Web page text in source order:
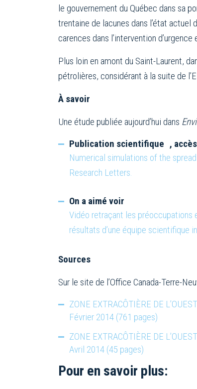
le gouvernement du Québec dans sa
trentaine de lacunes dans l’état actuel
carences dans l’intervention
Plus loin en amont du Saint-Laurent,
pétrolières, considérant à la suite de
À savoir
Une étude publiée aujourd’hui dans
Publication scientifique ,
Numerical simulations of the
Research Letters.
On a aimé voir
Vidéo retraçant les préoccupations
résultats d’une équipe scientifique
Sources
Sur le site de l’Office Canada-Terre-
ZONE EXTRACÔTIÈRE DE
Février 2014 (761 pages)
ZONE EXTRACÔTIÈRE DE
Avril 2014 (45 pages)
Pour en savoir plus: